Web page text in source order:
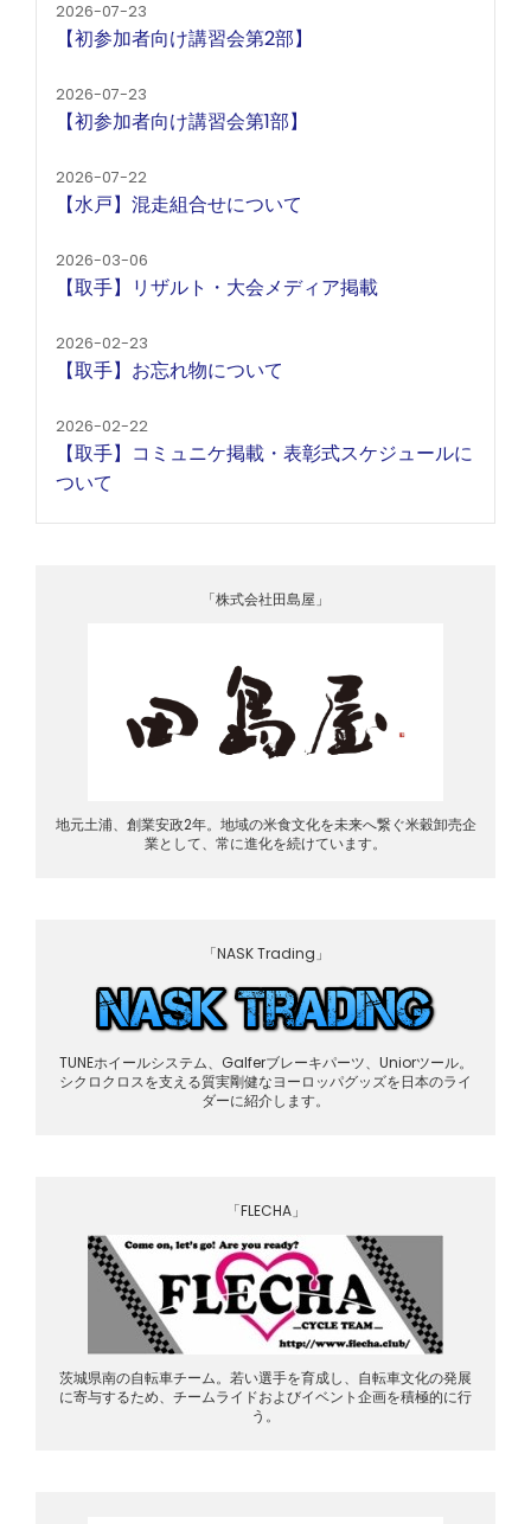
2026-07-23
【初参加者向け講習会第2部】
2026-07-23
【初参加者向け講習会第1部】
2026-07-22
【水戸】混走組合せについて
2026-03-06
【取手】リザルト・大会メディア掲載
2026-02-23
【取手】お忘れ物について
2026-02-22
【取手】コミュニケ掲載・表彰式スケジュールに
ついて
「株式会社田島屋」
地元土浦、創業安政2年。地域の米食文化を未来へ繋ぐ米穀卸売企
業として、常に進化を続けています。
「NASK Trading」
TUNEホイールシステム、Galferブレーキパーツ、Uniorツール。
シクロクロスを支える質実剛健なヨーロッパグッズを日本のライ
ダーに紹介します。
「FLECHA」
茨城県南の自転車チーム。若い選手を育成し、自転車文化の発展
に寄与するため、チームライドおよびイベント企画を積極的に行
う。